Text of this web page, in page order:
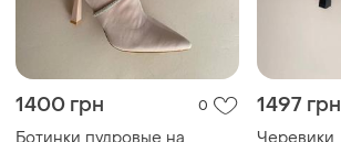
1400 грн 0 1497 грн